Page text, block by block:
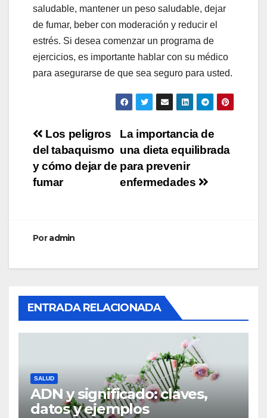
saludable, mantener un peso saludable, dejar
de fumar, beber con moderación y reducir el
estrés. Si desea comenzar un programa de
ejercicios, es importante hablar con su médico
para asegurarse de que sea seguro para usted.
Navegación
de
entradas
La importancia de
una dieta equilibrada
para prevenir
enfermedades
Los peligros
del tabaquismo
y cómo dejar de
fumar
Poradmin
ENTRADA RELACIONADA
SALUD
ADN y significado: claves,
datos y ejemplos